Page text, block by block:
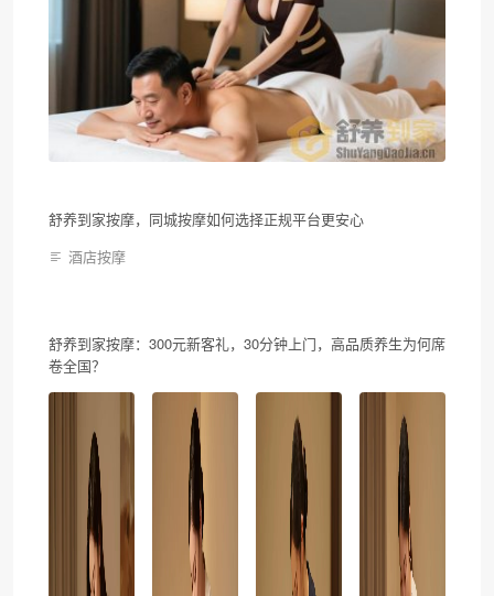
舒养到家按摩，同城按摩如何选择正规平台更安心
酒店按摩
舒养到家按摩：300元新客礼，30分钟上门，高品质养生为何席
卷全国？